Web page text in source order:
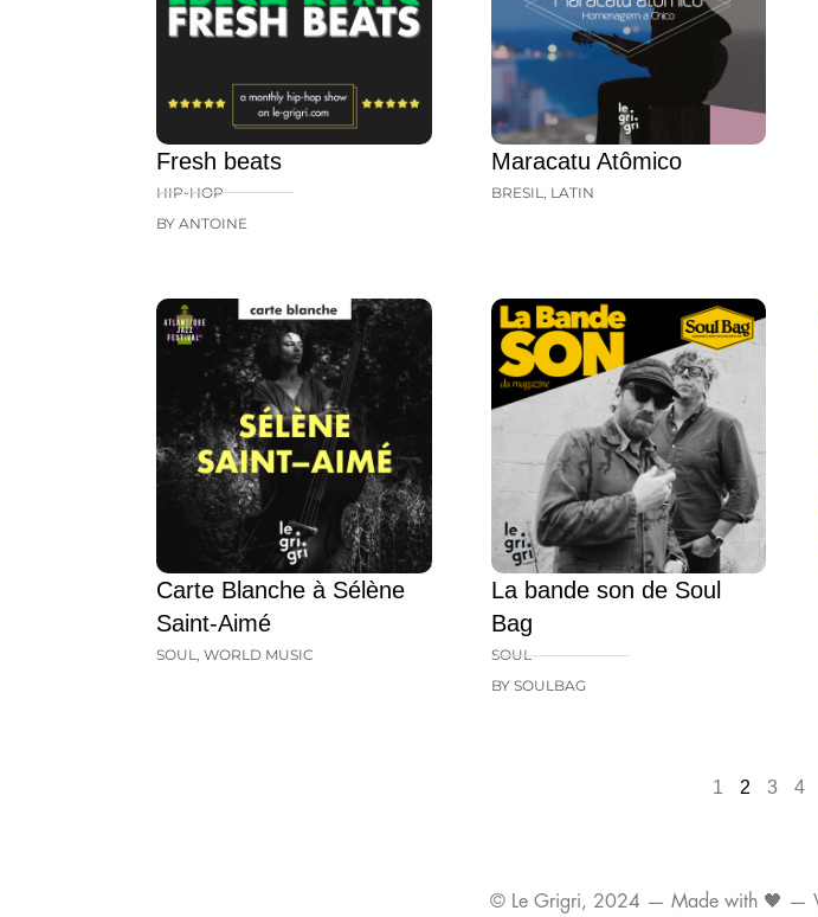
Fresh beats
HIP-HOP
BY ANTOINE
Maracatu Atômico
BRESIL LATIN
Carte Blanche à Sélène
Saint-Aimé
SOUL, WORLD MUSIC
La bande son de Soul
Bag
SOUL
BY SOULBAG
1 2 3 4
© Le Grigri, 2024 — Made with 🖤 —